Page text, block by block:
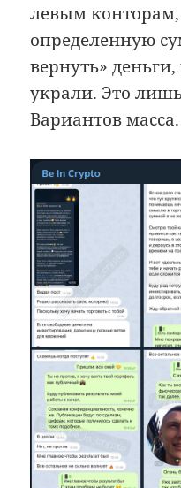
левым конторам,
определенную
вернуть»
украли. Это
Вариантов масса.